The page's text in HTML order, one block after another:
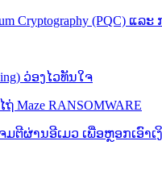
Cryptography (PQC)
ວ່ອງໄວທັນໃຈ
RANSOMWARE
ຈມ​ຕີ​ຜ່ານ​ອີ​ເມວ ​ເພື່ອ​ຫຼອກ​ເອົາ​